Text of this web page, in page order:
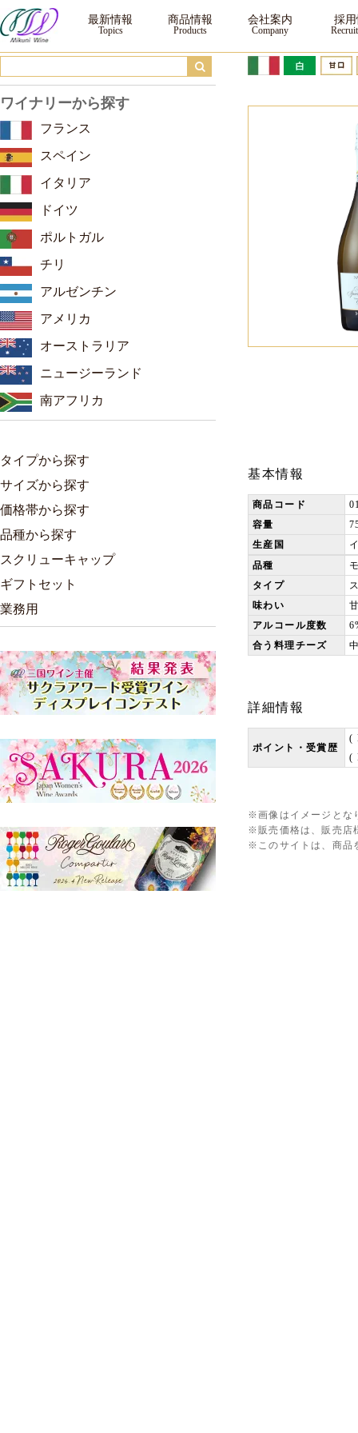
ナターレ・ヴェルガ モスカート スプマンテ ｜ ワイン ｜三国ワイン
最新情報 商品情報 会社案内 採
基本情報
商品コード
容量
生産国
品種
タイプ
味わい
アルコール度数
合う料理チーズ
詳細情報
ポイント・受賞歴
(
(
※画像はイメージとな
※販売価格は、販売店
※このサイトは、商品
ワイナリーから探す
フランス
スペイン
イタリア
ドイツ
ポルトガル
チリ
アルゼンチン
アメリカ
オーストラリア
ニュージーランド
南アフリカ
タイプから探す
サイズから探す
価格帯から探す
品種から探す
スクリューキャップ
ギフトセット
業務用